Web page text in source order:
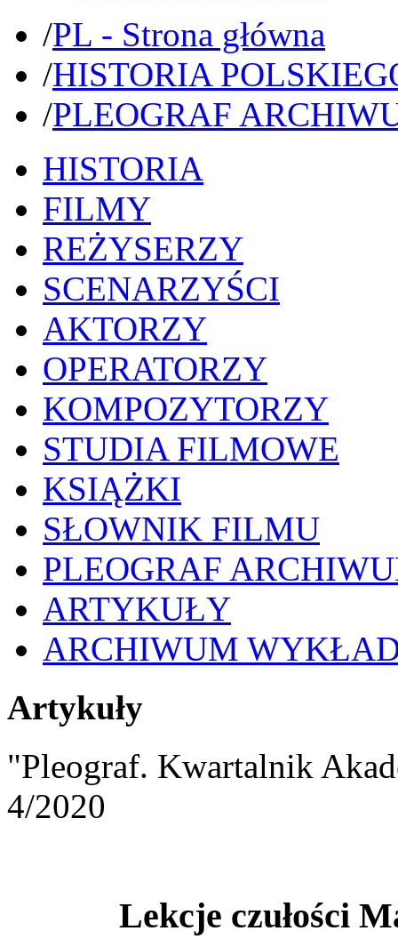
/PL - Strona główna
/HISTORIA
/PLEOGRAF
HISTORIA
FILMY
REŻYSERZY
SCENARZYŚCI
AKTORZY
OPERATORZY
KOMPOZYTORZY
STUDIA FILMOWE
KSIĄŻKI
SŁOWNIK FILMU
PLEOGRAF
ARTYKUŁY
ARCHIWUM
Artykuły
"Pleograf. Kwartalnik
4/2020
Lekcje czułości